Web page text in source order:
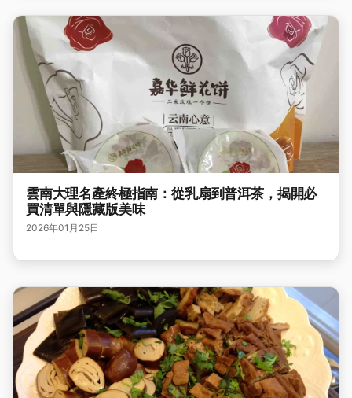
雲南大理名產終極指南：從乳扇到普洱茶，揭開必
買清單與隱藏版美味
2026年01月25日